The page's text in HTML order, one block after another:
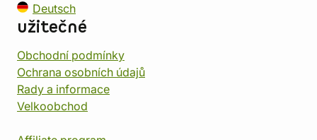
Deutsch
užitečné
Obchodní podmínky
Ochrana osobních údajů
Rady a informace
Velkoobchod